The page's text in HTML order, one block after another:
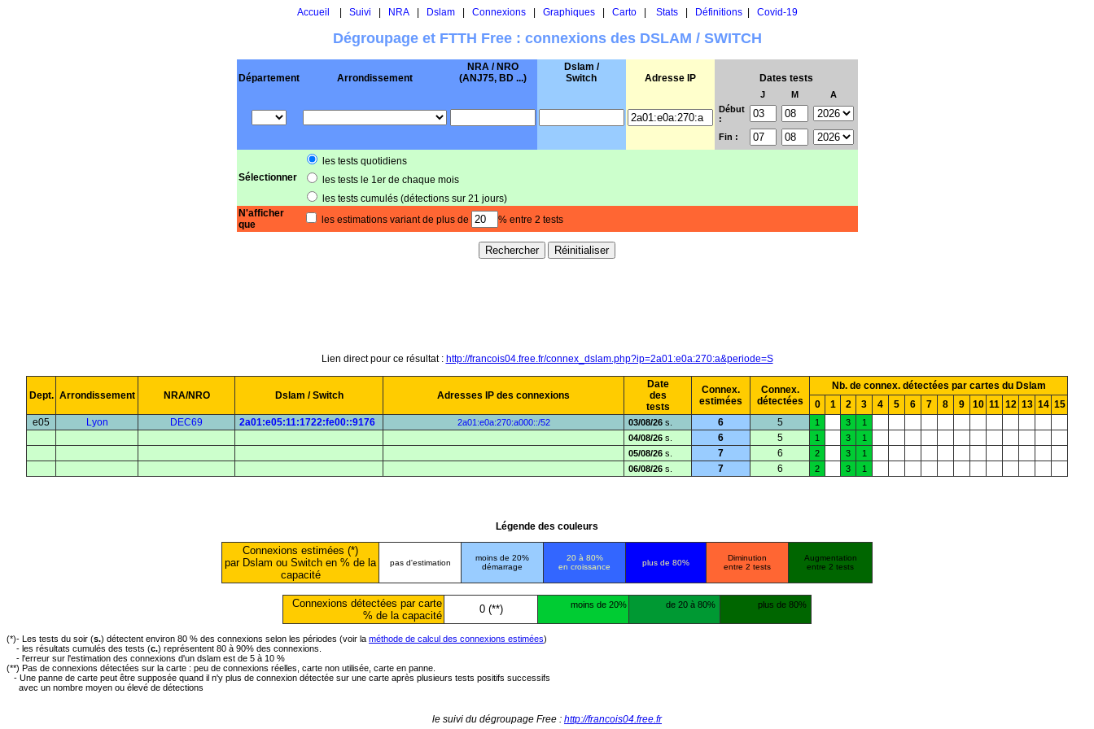
Accueil Suivi NRA| Dslam| Connexions| Graphiques| Carto| Stats| Définitions| Covid-19
Dégroupage et FTTH Free : connexions des DSLAM / SWITCH
Département Arrondissement
NRA / NRO
(ANJ75, BD ...)
Dslam /
Switch
Adresse IP Dates tests
J M
A
Début
:
Fin :
Sélectionner
les tests quotidiens
les tests le 1er de chaque mois
les tests cumulés (détections sur 21 jours)
N'afficher
que
les estimations variant de plus de % entre 2 tests
Lien direct pour ce résultat : http://francois04.free.fr/connex_dslam.php?ip=2a01:e0a:270:a&periode=S
Dept. Arrondissement NRA/NRO Dslam / Switch Adresses IP des connexions
Date
des
tests
Connex.
estimées
Connex.
détectées
Nb. de connex. détectées par cartes du Dslam
0
1 2 3 4 5 6 7 8 9 10 11 12 13 14 15
e05
Lyon DEC69 2a01:e05:11:1722:fe00::9176 2a01:e0a:270:a000::/52 03/08/26 s. 6 5 1 3
1
04/08/26 s. 6 5 1 3
1
05/08/26 s. 7 6 2 3
1
06/08/26 s. 7 6 2 3 1
Légende des couleurs
Connexions estimées (*)
par Dslam ou Switch en % de la
capacité
pas d'estimation
moins de 20%
démarrage
20 à 80%
en croissance
plus de 80%
Diminution
entre 2 tests
Augmentation
entre 2 tests
Connexions détectées par carte
% de la capacité
0 (**) moins de 20% de 20 à 80% plus de 80%
(*)- Les tests du soir (s.) détectent environ 80 % des connexions selon les périodes (voir la méthode de calcul des connexions estimées)
- les résultats cumulés des tests (c.) représentent 80 à 90% des connexions.
- l'erreur sur l'estimation des connexions d'un dslam est de 5 à 10 %
(**) Pas de connexions détectées sur la carte : peu de connexions réelles, carte non utilisée, carte en panne.
- Une panne de carte peut être supposée quand il n'y plus de connexion détectée sur une carte après plusieurs tests positifs successifs
avec un nombre moyen ou élevé de détections
le suivi du dégroupage Free : http://francois04.free.fr